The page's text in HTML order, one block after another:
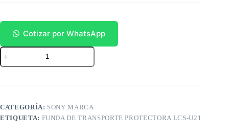
Cotizar por WhatsApp
Sony
Maletín
LCS-
cantidad
CATEGORÍA: SONY MARCA
ETIQUETA: FUNDA DE TRANSPORTE PROTECTORA LCS-U21